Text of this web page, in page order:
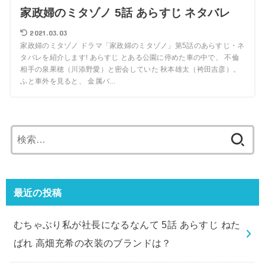
家政婦のミタゾノ 5話 あらすじ ネタバレ
2021.03.03
家政婦のミタゾノ ドラマ「家政婦のミタゾノ」第5話のあらすじ・ネ
タバレを紹介します! あらすじ とある公園に停めた車の中で、 不倫
相手の泉果穂（川添野愛）と密会していた 秋本雄太（袴田吉彦）。
ふと車外を見ると、 金属バ...
索:
最近の投稿
むちゃぶり私が社長になるなんて 5話 あらすじ ねた
ばれ 高畑充希の衣装のブランドは？